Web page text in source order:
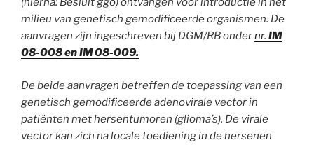
milieu van genetisch gemodificeerde organismen. De
aanvragen zijn ingeschreven bij DGM/RB ondernr. IM
08-008 en IM 08-009.
De beide aanvragen betreffen de toepassing van een
genetisch gemodificeerde adenovirale vector in
patiënten met hersentumoren (glioma’s). De virale
vector kan zich na locale toediening in de hersenen